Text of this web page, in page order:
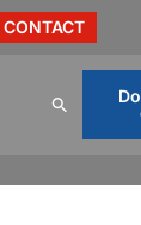
CONTACT